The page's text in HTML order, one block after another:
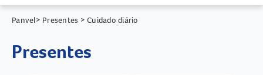
Panvel> Presentes > Cuidado diário
presentes